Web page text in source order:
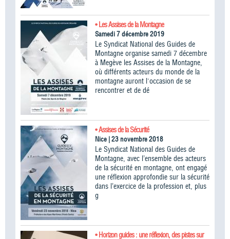
• Les Assises de la Montagne
Samedi 7 décembre 2019
Le Syndicat National des Guides de
Montagne organise samedi 7 décembre
à Megève les Assises de la Montagne,
où différents acteurs du monde de la
montagne auront l'occasion de se
rencontrer et de dé
• Assises de la Sécurité
Nice | 23 novembre 2018
Le Syndicat National des Guides de
Montagne, avec l’ensemble des acteurs
de la sécurité en montagne, ont engagé
une réflexion approfondie sur la sécurité
dans l’exercice de la profession et, plus
g
• Horizon guides : une réflexion, des pistes sur